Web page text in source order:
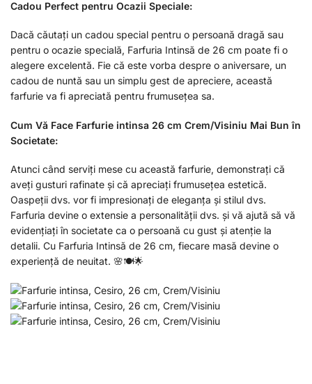
Cadou Perfect pentru Ocazii Speciale:
Dacă căutați un cadou special pentru o persoană dragă sau
pentru o ocazie specială, Farfuria Intinsă de 26 cm poate fi o
alegere excelentă. Fie că este vorba despre o aniversare, un
cadou de nuntă sau un simplu gest de apreciere, această
farfurie va fi apreciată pentru frumusețea sa.
Cum Vă Face Farfurie intinsa 26 cm Crem/Visiniu Mai Bun în
Societate:
Atunci când serviți mese cu această farfurie, demonstrați că
aveți gusturi rafinate și că apreciați frumusețea estetică.
Oaspeții dvs. vor fi impresionați de eleganța și stilul dvs.
Farfuria devine o extensie a personalității dvs. și vă ajută să vă
evidențiați în societate ca o persoană cu gust și atenție la
detalii. Cu Farfuria Intinsă de 26 cm, fiecare masă devine o
experiență de neuitat. 🌸🍽🌟